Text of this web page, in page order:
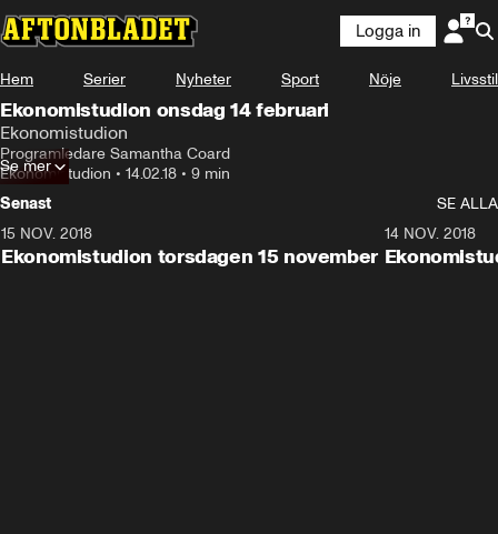
Logga in
Hem Serier Nyheter Sport Nöje Livsstil
Ekonomistudion onsdag 14 februari
Ekonomistudion
Programledare Samantha Coard
Ekonomistudion • 14.02.18 • 9 min
Se mer
Senast
SE ALLA
15 NOV. 2018
Ekonomistudion torsdagen 15 november
14 NOV. 2018